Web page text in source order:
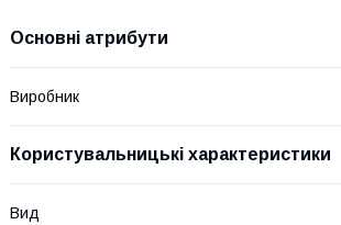
Основні атрибути
Виробник
Користувальницькі характеристики
Вид